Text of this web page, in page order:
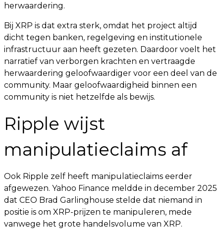
herwaardering.
Bij XRP is dat extra sterk, omdat het project altijd
dicht tegen banken, regelgeving en institutionele
infrastructuur aan heeft gezeten. Daardoor voelt het
narratief van verborgen krachten en vertraagde
herwaardering geloofwaardiger voor een deel van de
community. Maar geloofwaardigheid binnen een
community is niet hetzelfde als bewijs.
Ripple wijst
manipulatieclaims af
Ook Ripple zelf heeft manipulatieclaims eerder
afgewezen. Yahoo Finance meldde in december 2025
dat CEO Brad Garlinghouse stelde dat niemand in
positie is om XRP-prijzen te manipuleren, mede
vanwege het grote handelsvolume van XRP.